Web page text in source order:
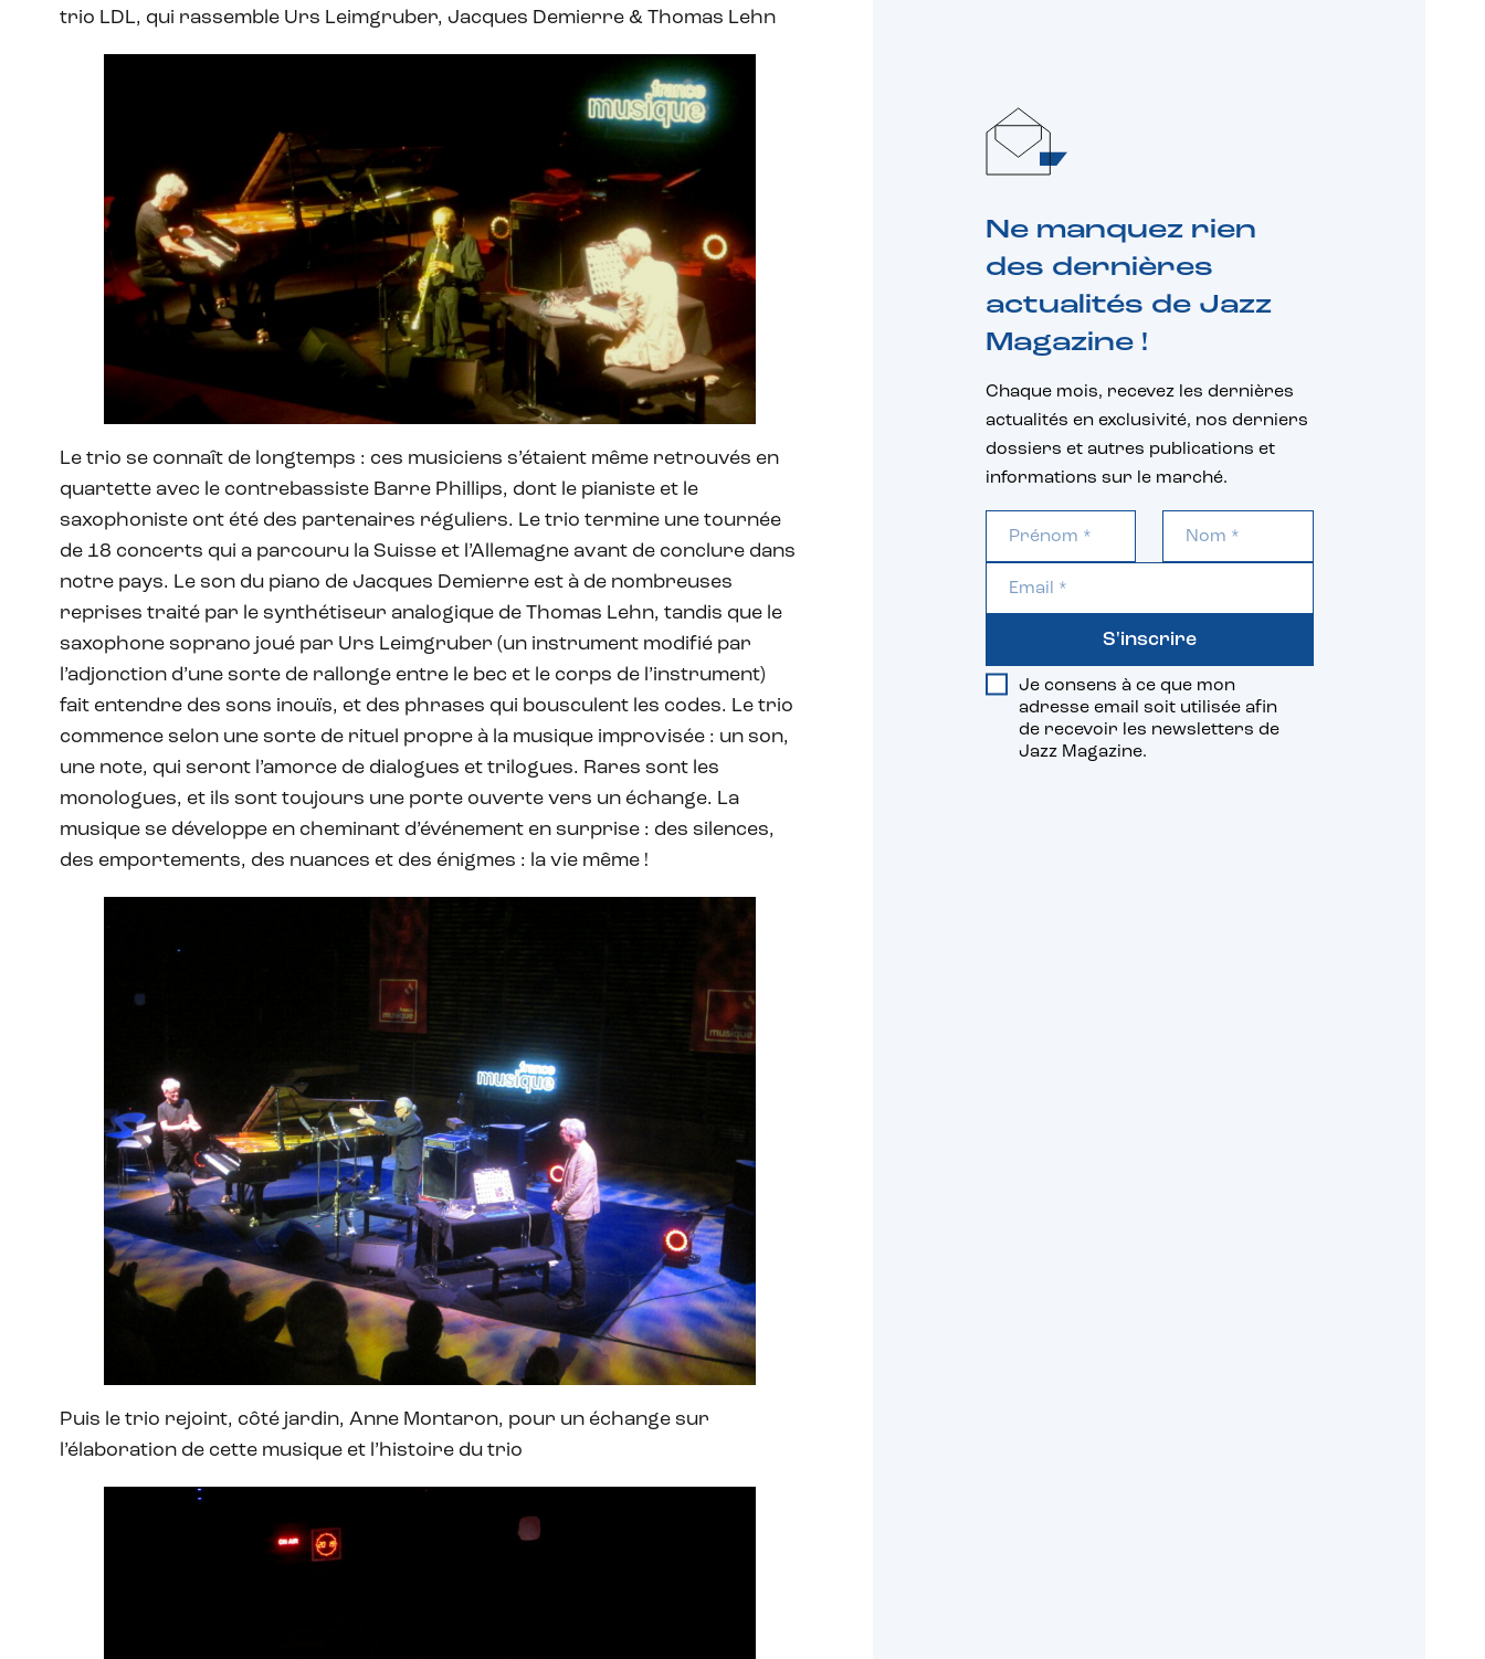
trio LDL, qui rassemble Urs Leimgruber, Jacques Demierre & Thomas Lehn
Le trio se connaît de longtemps : ces musiciens s’étaient même retrouvés en
quartette avec le contrebassiste Barre Phillips, dont le pianiste et le
saxophoniste ont été des partenaires réguliers. Le trio termine une tournée
de 18 concerts qui a parcouru la Suisse et l’Allemagne avant de conclure dans
notre pays. Le son du piano de Jacques Demierre est à de nombreuses
reprises traité par le synthétiseur analogique de Thomas Lehn, tandis que le
saxophone soprano joué par Urs Leimgruber (un instrument modifié par
l’adjonction d’une sorte de rallonge entre le bec et le corps de l’instrument)
fait entendre des sons inouïs, et des phrases qui bousculent les codes. Le trio
commence selon une sorte de rituel propre à la musique improvisée : un son,
une note, qui seront l’amorce de dialogues et trilogues. Rares sont les
monologues, et ils sont toujours une porte ouverte vers un échange. La
musique se développe en cheminant d’événement en surprise : des silences,
des emportements, des nuances et des énigmes : la vie même !
Puis le trio rejoint, côté jardin, Anne Montaron, pour un échange sur
l’élaboration de cette musique et l’histoire du trio
Ne manquez rien
des dernières
actualités de Jazz
Magazine !
Chaque mois, recevez les dernières
actualités en exclusivité, nos derniers
dossiers et autres publications et
informations sur le marché.
Je consens à ce que mon
adresse email soit utilisée afin
de recevoir les newsletters de
Jazz Magazine.
S'inscrire